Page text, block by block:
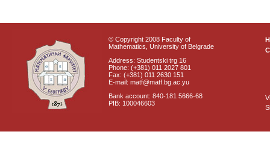
© Copyright 2008 Faculty of
Mathematics, University of Belgrade
Address: Studentski trg 16
Phone: (+381) 011 2027 801
Fax: (+381) 011 2630 151
E-mail: matf@matf.bg.ac.yu
Bank account: 840-181 5666-68
PIB: 100046603